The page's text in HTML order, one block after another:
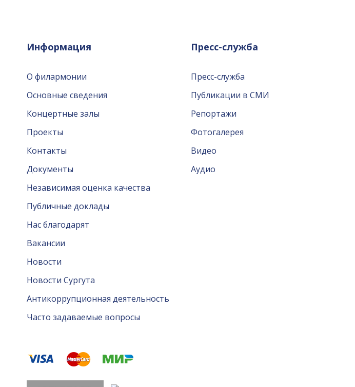
Информация
О филармонии
Основные сведения
Концертные залы
Проекты
Контакты
Документы
Независимая оценка качества
Публичные доклады
Нас благодарят
Вакансии
Новости
Новости Сургута
Антикоррупционная деятельность
Часто задаваемые вопросы
Пресс-служба
Пресс-служба
Публикации в СМИ
Репортажи
Фотогалерея
Видео
Аудио